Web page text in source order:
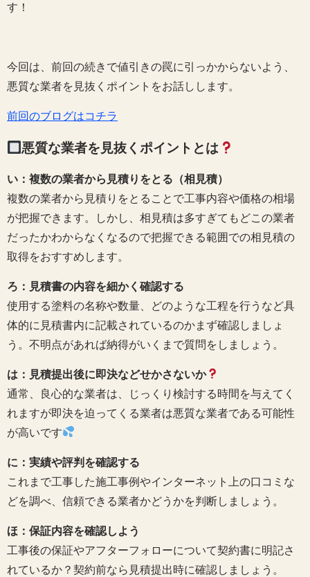
す！
今回は、前回の続きで値引きの罠に引っかからないよう、
悪質な業者を見抜くポイントをお話しします。
前回のブログはコチラ
悪質な業者を見抜くポイントとは
い：複数の業者から見積りをとる（相見積）
複数の業者から見積りをとることで工事内容や価格の相場
が把握できます。しかし、相見積は多すぎてもどこの業者
だったかわからなくなるので把握できる範囲での相見積の
取得をおすすめします。
ろ：見積書の内容を細かく確認する
使用する塗料の名称や数量、どのような工程を行うなど具
体的に見積書内に記載されているのかまず確認しましょ
う。不明点があれば納得がいくまで質問をしましょう。
は：見積提出後に即決などせかさないか
通常、良心的な業者は、じっくり検討する時間を与えてく
れますが即決を迫ってくる業者は悪質な業者である可能性
が高いです
に：実績や評判を確認する
これまで工事した施工事例やインターネット上の口コミな
どを調べ、信頼できる業者かどうかを判断しましょう。
ほ：保証内容を確認しよう
工事後の保証やアフターフォローについて契約書に明記さ
れているか？契約前なら見積提出時に確認しましょう。